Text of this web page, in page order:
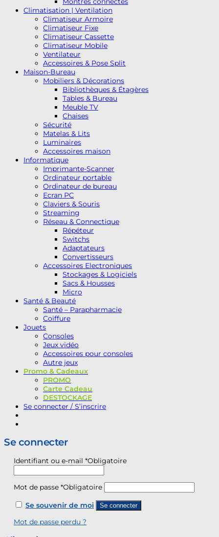
Climatisation | Ventilation
Climatiseur Armoire
Climatiseur Fixe
Climatiseur Cassette
Climatiseur Mobile
Ventilateur
Accessoires & Pose Split
Maison-Bureau
Mobiliers & Décorations
Bibliothèques & Étagères
Tables & Bureau
Meuble TV
Chaises
Sécurité
Matelas & Lits
Luminaires
Accessoires maison
Informatique
Imprimante-Scanner
Ordinateur portable
Ordinateur de bureau
Ecran PC
Claviers & Souris
Streaming
Réseau & Connectique
Répéteur
Switchs
Adaptateurs
Convertisseurs
Accessoires Electroniques
Stockages & Logiciels
Sacs & Housses
Micro
Santé & Beauté
Santé – Parapharmacie
Coiffure
Jouets
Consoles
Jeux vidéo
Accessoires pour consoles
Autre jeux
Promo & Cadeaux
PROMO
Carte Cadeau
DESTOCKAGE
Se connecter / S’inscrire
Se connecter
Identifiant ou e-mail *Obligatoire
Mot de passe *Obligatoire
Se souvenir de moi Se connecter
Mot de passe perdu ?